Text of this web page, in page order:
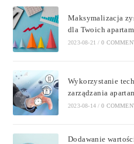
Maksymalizacja
dla Twoich
2023-08-21 / 0
Wykorzystanie
zarządzania
2023-08-14 / 0
Dodawanie